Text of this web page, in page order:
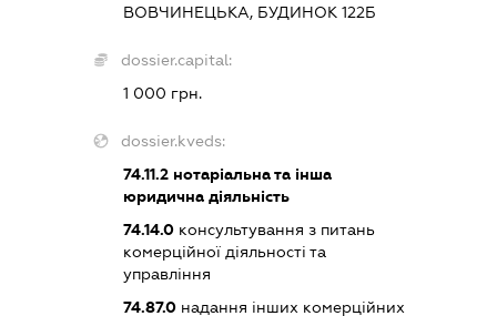
ВОВЧИНЕЦЬКА, БУДИНОК 122Б
dossier.capital:
1 000 грн.
dossier.kveds:
74.11.2нотаріальна та інша
юридична діяльність
74.14.0консультування з питань
комерційної діяльності та
управління
74.87.0надання інших комерційних